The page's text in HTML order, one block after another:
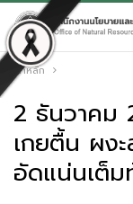
หน้าหลัก
2 ธันวาคม
เกยตื้น ผง
อัดแน่นเต็